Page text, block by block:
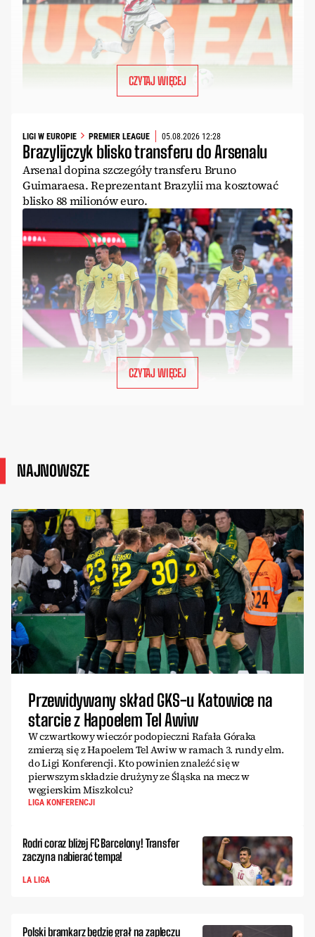
CZYTAJ WIĘCEJ
LIGI W EUROPIE PREMIER LEAGUE 05.08.2026 12:28
Brazylijczyk blisko transferu do Arsenalu
Arsenal dopina szczegóły transferu Bruno
Guimaraesa. Reprezentant Brazylii ma kosztować
blisko 88 milionów euro.
CZYTAJ WIĘCEJ
NAJNOWSZE
Przewidywany skład GKS-u Katowice na
starcie z Hapoelem Tel Awiw
W czwartkowy wieczór podopieczni Rafała Góraka
zmierzą się z Hapoelem Tel Awiw w ramach 3. rundy elm.
do Ligi Konferencji. Kto powinien znaleźć się w
pierwszym składzie drużyny ze Śląska na mecz w
węgierskim Miszkolcu?
LIGA KONFERENCJI
Rodri coraz bliżej FC Barcelony! Transfer
zaczyna nabierać tempa!
LA LIGA
Polski bramkarz będzie grał na zapleczu